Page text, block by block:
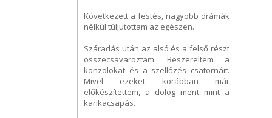
Következett a festés, nagyobb drámák
nélkül túljutottam az egészen.
Száradás után az alsó és a felső részt
összecsavaroztam. Beszereltem a
konzolokat és a szellőzés csatornáit.
Mivel ezeket korábban már
előkészítettem, a dolog ment mint a
karikacsapás.